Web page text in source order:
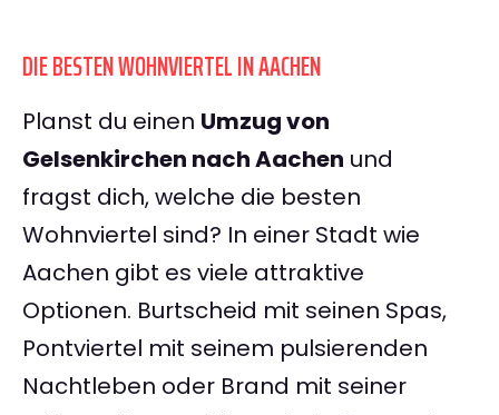
DIE BESTEN WOHNVIERTEL IN AACHEN
Planst du einen Umzug von
Gelsenkirchen nach Aachen und
fragst dich, welche die besten
Wohnviertel sind? In einer Stadt wie
Aachen gibt es viele attraktive
Optionen. Burtscheid mit seinen Spas,
Pontviertel mit seinem pulsierenden
Nachtleben oder Brand mit seiner